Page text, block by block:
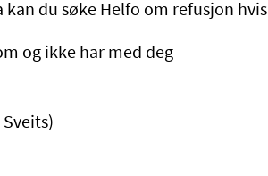
du søke Helfo om refusjon hvis
og ikke har med deg